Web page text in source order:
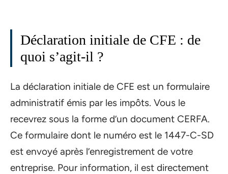
Déclaration initiale de CFE : de
quoi s’agit-il ?
La déclaration initiale de CFE est un formulaire
administratif émis par les impôts. Vous le
recevrez sous la forme d’un document CERFA.
Ce formulaire dont le numéro est le 1447-C-SD
est envoyé après l’enregistrement de votre
entreprise. Pour information, il est directement